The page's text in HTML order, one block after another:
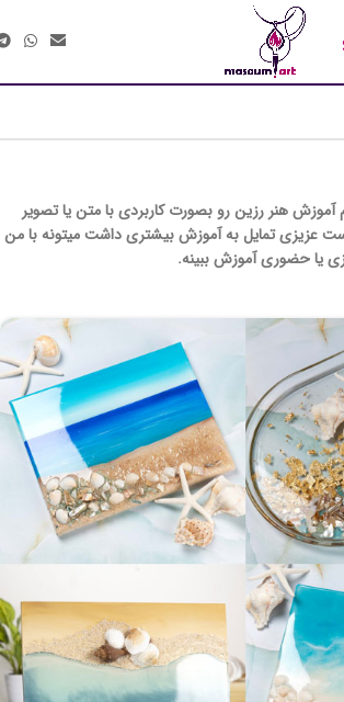
عزیز، آثار فروخته‌شده،
مجدد با طرحی مشابه را
دارند.
های شما در صورت امکان
قابل اجراست.
و سفارش، با گالری در ارتباط
باشید.»
هنر رزین رو بصورت کاربردی با متن یا تصویر
عزیزی تمایل به آموزش بیشتری داشت میتونه با من
یا حضوری آموزش ببینه.